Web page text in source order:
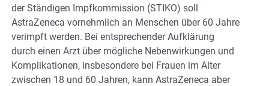
der Ständigen Impfkommission (STIKO) soll
AstraZeneca vornehmlich an Menschen über 60 Jahre
verimpft werden. Bei entsprechender Aufklärung
durch einen Arzt über mögliche Nebenwirkungen und
Komplikationen, insbesondere bei Frauen im Alter
zwischen 18 und 60 Jahren, kann AstraZeneca aber